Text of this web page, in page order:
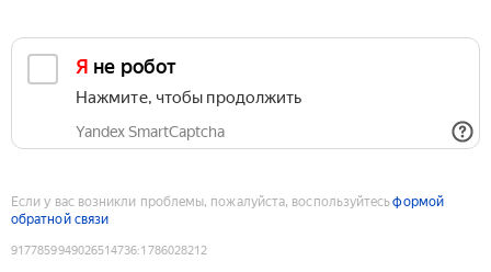
Я не робот
Нажмите, чтобы продолжить
Yandex SmartCaptcha
Если у вас возникли проблемы, пожалуйста, воспользуйтесьформой
обратной связи
9177859949026514736:1786028212